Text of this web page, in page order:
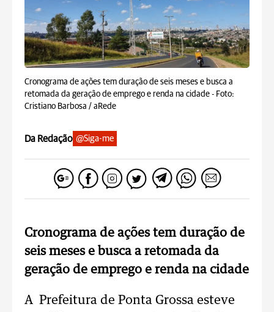
Cronograma de ações tem duração de seis meses e busca a
retomada da geração de emprego e renda na cidade - Foto:
Cristiano Barbosa / aRede
Da Redação @Siga-me
Cronograma de ações tem duração de
seis meses e busca a retomada da
geração de emprego e renda na cidade
A Prefeitura de Ponta Grossa esteve